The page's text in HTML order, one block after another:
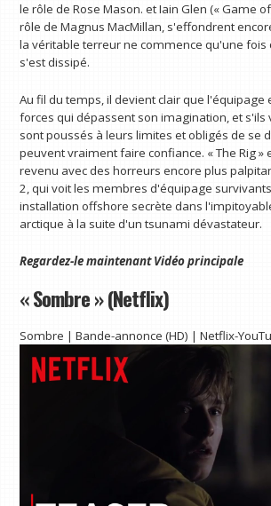
le rôle de Rose Mason. et Iain Glen (« Game
rôle de Magnus MacMillan, s'effondrent
la véritable terreur ne commence qu'une fois
s'est dissipé.
Au fil du temps, il devient clair que l'équipage
forces qui dépassent son imagination, et s'ils
sont poussés à leurs limites et obligés de se
peuvent vraiment faire confiance. « The Rig
revenu avec des horreurs encore plus
2, qui voit les membres d'équipage
installation offshore secrète dans
arctique à la suite d'un tsunami dévastateur.
Regardez-le maintenantVidéo principale
« Sombre » (Netflix)
Sombre | Bande-annonce (HD) | Netflix-